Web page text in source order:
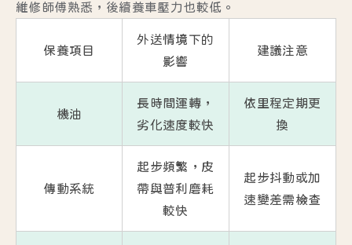
維修師傅熟悉，後續養車壓力也較低。
保養項目
外送情境下的
影響
建議注意
機油
長時間運轉，
劣化速度較快
依里程定期更
換
傳動系統
起步頻繁，皮
帶與普利磨耗
較快
起步抖動或加
速變差需檢查